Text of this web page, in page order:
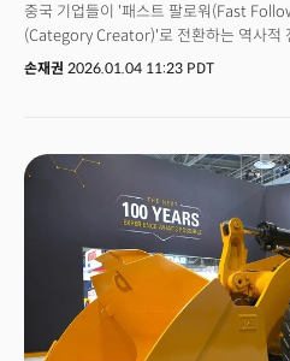
중국 기업들이 '패스트 팔로워(Fast
(Category Creator)'로 전환하는 역사적
전망이다.CES 2026을 주최하는 미국소
했음에도 1000개 가까운 기업들이 신년
기업의 양(참가기업수) 뿐 아니라 '질적'
기업들의 약진이 두드러진다. 가장 상징
자리이자 가장 큰 규모(3368㎡) 전시장
(LVCC) 센트럴홀의 '삼성전자'자리를 중
TCL은 AI 기술로 가전 제품(에어컨, 냉
스마트라이프'를 공개할 예정이다. 또
프로젝터 등을 출시, 명품 프리미엄 가전
전략이다. TCL은 지난해 2월 삼성전자처
손재권 2026.01.04 11:23 PDT